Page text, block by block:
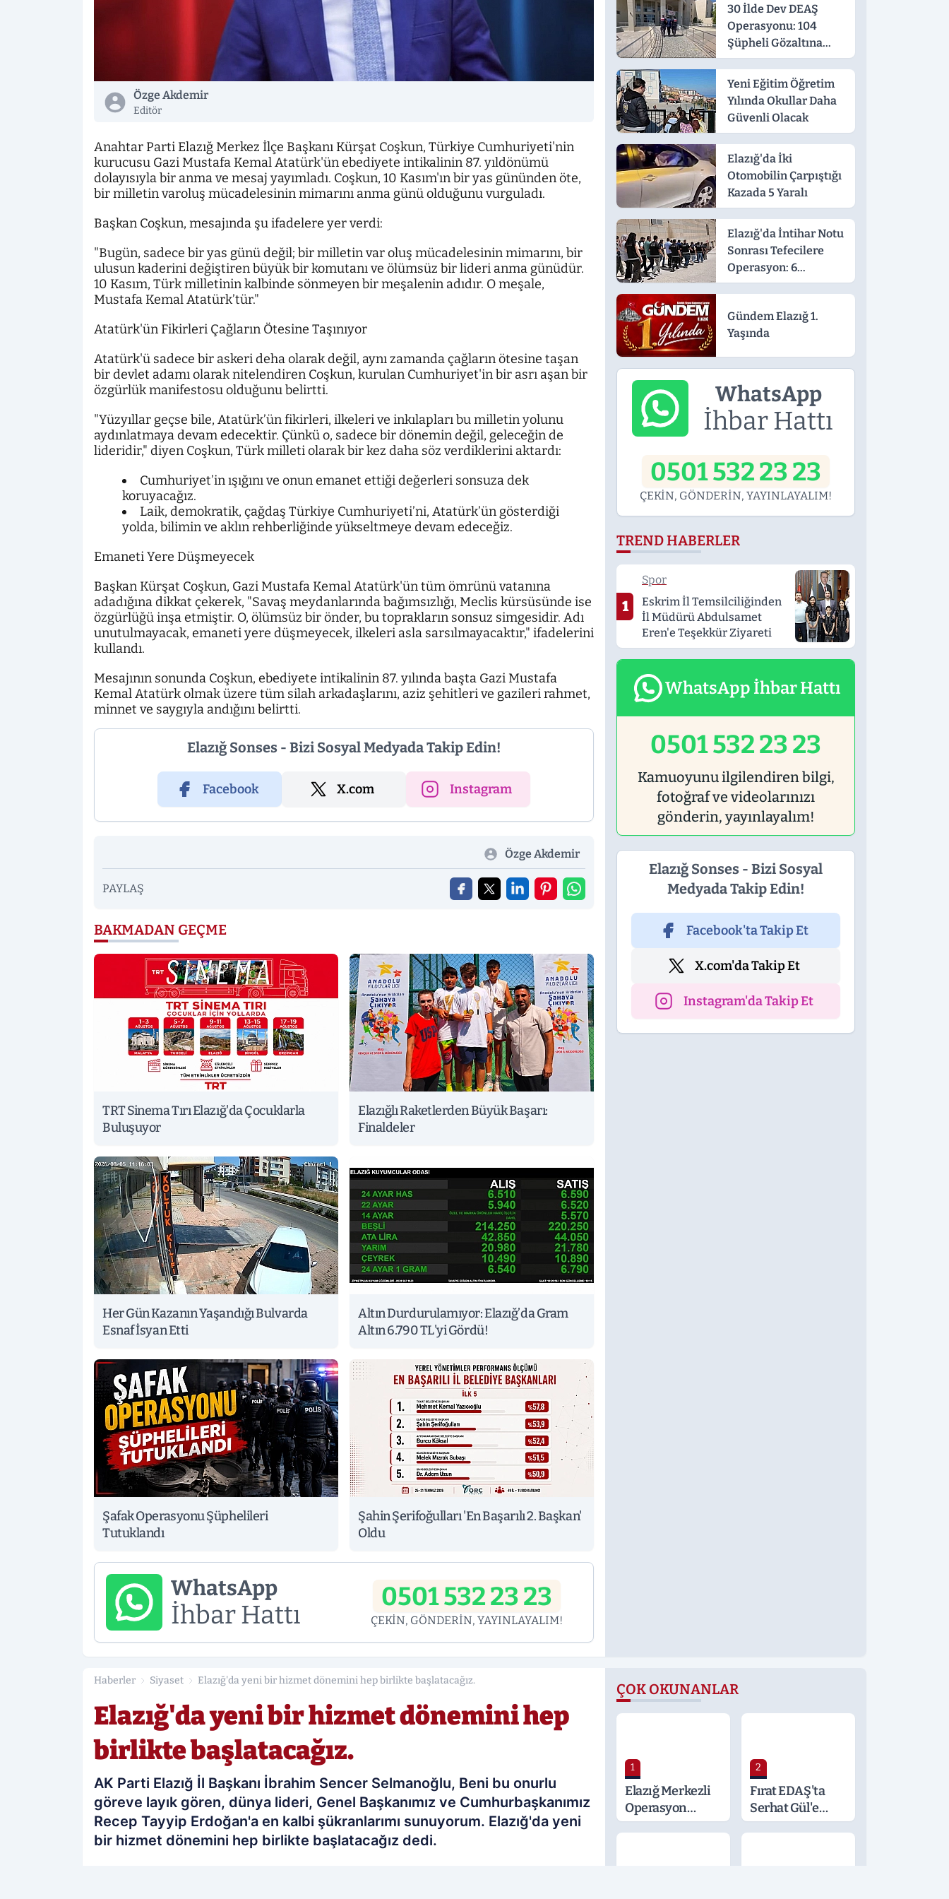
Özge Akdemir
Editör
Anahtar Parti Elazığ Merkez İlçe Başkanı Kürşat Coşkun, Türkiye Cumhuriyeti'nin
kurucusu Gazi Mustafa Kemal Atatürk'ün ebediyete intikalinin 87. yıldönümü
dolayısıyla bir anma ve mesaj yayımladı. Coşkun, 10 Kasım'ın bir yas gününden öte,
bir milletin varoluş mücadelesinin mimarını anma günü olduğunu vurguladı.
Başkan Coşkun, mesajında şu ifadelere yer verdi:
"Bugün, sadece bir yas günü değil; bir milletin var oluş mücadelesinin mimarını, bir
ulusun kaderini değiştiren büyük bir komutanı ve ölümsüz bir lideri anma günüdür.
10 Kasım, Türk milletinin kalbinde sönmeyen bir meşalenin adıdır. O meşale,
Mustafa Kemal Atatürk’tür."
Atatürk'ün Fikirleri Çağların Ötesine Taşınıyor
Atatürk'ü sadece bir askeri deha olarak değil, aynı zamanda çağların ötesine taşan
bir devlet adamı olarak nitelendiren Coşkun, kurulan Cumhuriyet'in bir asrı aşan bir
özgürlük manifestosu olduğunu belirtti.
"Yüzyıllar geçse bile, Atatürk’ün fikirleri, ilkeleri ve inkılapları bu milletin yolunu
aydınlatmaya devam edecektir. Çünkü o, sadece bir dönemin değil, geleceğin de
lideridir," diyen Coşkun, Türk milleti olarak bir kez daha söz verdiklerini aktardı:
Cumhuriyet’in ışığını ve onun emanet ettiği değerleri sonsuza dek
koruyacağız.
Laik, demokratik, çağdaş Türkiye Cumhuriyeti’ni, Atatürk’ün gösterdiği
yolda, bilimin ve aklın rehberliğinde yükseltmeye devam edeceğiz.
Emaneti Yere Düşmeyecek
Başkan Kürşat Coşkun, Gazi Mustafa Kemal Atatürk'ün tüm ömrünü vatanına
adadığına dikkat çekerek, "Savaş meydanlarında bağımsızlığı, Meclis kürsüsünde ise
özgürlüğü inşa etmiştir. O, ölümsüz bir önder, bu toprakların sonsuz simgesidir. Adı
unutulmayacak, emaneti yere düşmeyecek, ilkeleri asla sarsılmayacaktır," ifadelerini
kullandı.
Mesajının sonunda Coşkun, ebediyete intikalinin 87. yılında başta Gazi Mustafa
Kemal Atatürk olmak üzere tüm silah arkadaşlarını, aziz şehitleri ve gazileri rahmet,
minnet ve saygıyla andığını belirtti.
Elazığ Sonses - Bizi Sosyal Medyada Takip Edin!
Facebook X.com Instagram
Özge Akdemir
PAYLAŞ
BAKMADAN GEÇME
TRT Sinema Tırı Elazığ'da Çocuklarla
Buluşuyor
Elazığlı Raketlerden Büyük Başarı:
Finaldeler
Her Gün Kazanın Yaşandığı Bulvarda
Esnaf İsyan Etti
Altın Durdurulamıyor: Elazığ’da Gram
Altın 6.790 TL'yi Gördü!
Şafak Operasyonu Şüphelileri
Tutuklandı
Şahin Şerifoğulları 'En Başarılı 2. Başkan'
Oldu
WhatsApp
İhbar Hattı
0501 532 23 23
ÇEKİN, GÖNDERİN, YAYINLAYALIM!
30 İlde Dev DEAŞ
Operasyonu: 104
Şüpheli Gözaltına
Alındı
Yeni Eğitim Öğretim
Yılında Okullar Daha
Güvenli Olacak
Elazığ'da İki
Otomobilin Çarpıştığı
Kazada 5 Yaralı
Elazığ'da İntihar Notu
Sonrası Tefecilere
Operasyon: 6
Tutuklama
Gündem Elazığ 1.
Yaşında
WhatsApp
İhbar Hattı
0501 532 23 23
ÇEKİN, GÖNDERİN, YAYINLAYALIM!
TREND HABERLER
1
Spor
Eskrim İl Temsilciliğinden
İl Müdürü Abdulsamet
Eren'e Teşekkür Ziyareti
WhatsApp İhbar Hattı
0501 532 23 23
Kamuoyunu ilgilendiren bilgi,
fotoğraf ve videolarınızı
gönderin, yayınlayalım!
Elazığ Sonses - Bizi Sosyal
Medyada Takip Edin!
Facebook'ta Takip Et
X.com'da Takip Et
Instagram'da Takip Et
Haberler Siyaset Elazığ'da yeni bir hizmet dönemini hep birlikte başlatacağız.
Elazığ'da yeni bir hizmet dönemini hep
birlikte başlatacağız.
AK Parti Elazığ İl Başkanı İbrahim Sencer Selmanoğlu, Beni bu onurlu
göreve layık gören, dünya lideri, Genel Başkanımız ve Cumhurbaşkanımız
Recep Tayyip Erdoğan'a en kalbi şükranlarımı sunuyorum. Elazığ'da yeni
bir hizmet dönemini hep birlikte başlatacağız dedi.
ÇOK OKUNANLAR
1
Elazığ Merkezli
Operasyon
Malatya ve
2
Fırat EDAŞ'ta
Serhat Gül'e
Önemli Görev